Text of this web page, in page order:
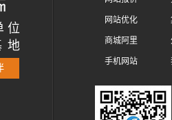
位
地
网站优化
商城阿里
手机网站